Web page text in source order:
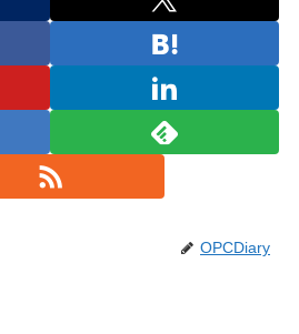
OPCDiary